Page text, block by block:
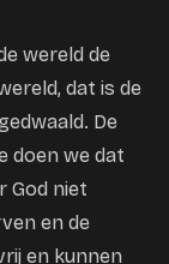
wereld de
dat is de
De
doen we dat
God niet
en de
en kunnen